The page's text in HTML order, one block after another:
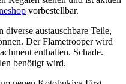
vorbestellbar.
diverse austauschbare Teile,
Der Flametrooper wird
enthalten. Schade.
benötigt wird.